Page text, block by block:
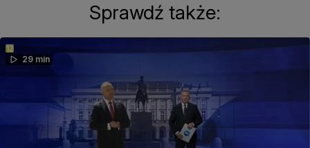
Sprawdź także:
29 min